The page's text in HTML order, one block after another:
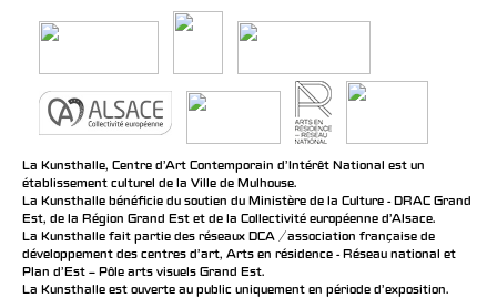
La Kunsthalle, Centre d’Art Contemporain d’Intérêt National est un
établissement culturel de la Ville de Mulhouse.
La Kunsthalle bénéficie du soutien du Ministère de la Culture - DRAC Grand
Est, de la Région Grand Est et de la Collectivité européenne d’Alsace.
La Kunsthalle fait partie des réseaux DCA / association française de
développement des centres d'art, Arts en résidence - Réseau national et
Plan d’Est – Pôle arts visuels Grand Est.
La Kunsthalle est ouverte au public uniquement en période d'exposition.